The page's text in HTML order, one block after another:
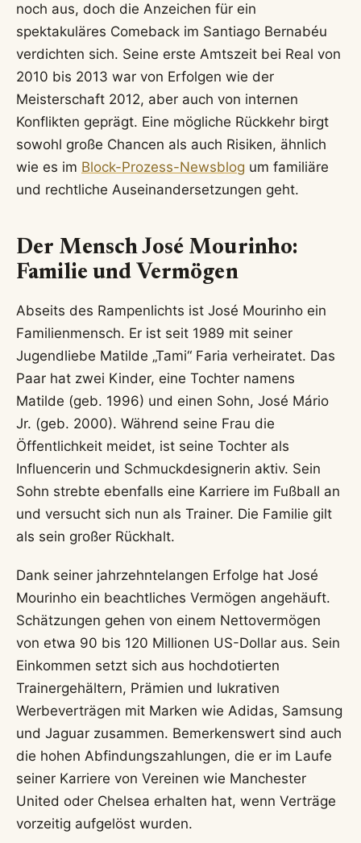
noch aus, doch die Anzeichen für ein
spektakuläres Comeback im Santiago Bernabéu
verdichten sich. Seine erste Amtszeit bei Real von
2010 bis 2013 war von Erfolgen wie der
Meisterschaft 2012, aber auch von internen
Konflikten geprägt. Eine mögliche Rückkehr birgt
sowohl große Chancen als auch Risiken, ähnlich
wie es im Block-Prozess-Newsblog um familiäre
und rechtliche Auseinandersetzungen geht.
Der Mensch José Mourinho:
Familie und Vermögen
Abseits des Rampenlichts ist José Mourinho ein
Familienmensch. Er ist seit 1989 mit seiner
Jugendliebe Matilde „Tami“ Faria verheiratet. Das
Paar hat zwei Kinder, eine Tochter namens
Matilde (geb. 1996) und einen Sohn, José Mário
Jr. (geb. 2000). Während seine Frau die
Öffentlichkeit meidet, ist seine Tochter als
Influencerin und Schmuckdesignerin aktiv. Sein
Sohn strebte ebenfalls eine Karriere im Fußball an
und versucht sich nun als Trainer. Die Familie gilt
als sein großer Rückhalt.
Dank seiner jahrzehntelangen Erfolge hat José
Mourinho ein beachtliches Vermögen angehäuft.
Schätzungen gehen von einem Nettovermögen
von etwa 90 bis 120 Millionen US-Dollar aus. Sein
Einkommen setzt sich aus hochdotierten
Trainergehältern, Prämien und lukrativen
Werbeverträgen mit Marken wie Adidas, Samsung
und Jaguar zusammen. Bemerkenswert sind auch
die hohen Abfindungszahlungen, die er im Laufe
seiner Karriere von Vereinen wie Manchester
United oder Chelsea erhalten hat, wenn Verträge
vorzeitig aufgelöst wurden.